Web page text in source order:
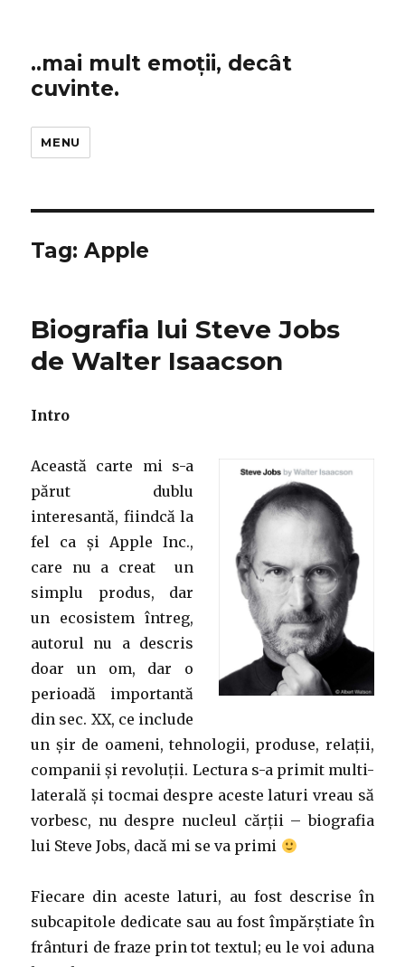
..mai mult emoții, decât
cuvinte.
MENU
Tag:Apple
Biografia lui Steve Jobs
de Walter Isaacson
Intro
Această carte mi s-a
părut dublu
interesantă, fiindcă la
fel ca și Apple Inc.,
care nu a creat un
simplu produs, dar
un ecosistem întreg,
autorul nu a descris
doar un om, dar o
perioadă importantă
din sec. XX, ce include
un șir de oameni, tehnologii, produse, relații,
companii și revoluții. Lectura s-a primit multi-
laterală și tocmai despre aceste laturi vreau să
vorbesc, nu despre nucleul cărții – biografia
lui Steve Jobs, dacă mi se va primi
Fiecare din aceste laturi, au fost descrise în
subcapitole dedicate sau au fost împărștiate în
frânturi de fraze prin tot textul; eu le voi aduna